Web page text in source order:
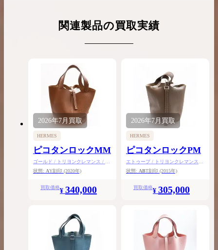
関連製品の買取実績
2026年7月 買取
HERMES
ピコタンロックMM
ゴールド / トリヨンクレマンス / ゴ
ールド金具
状態: AY刻印 (2020年)
買取価格¥ 340,000
2026年7月買取
HERMES
ピコタンロックPM
エトゥープ / トリヨンクレマンス /
シルバー金具
状態: ABT刻印 (2015年)
買取価格¥ 305,000